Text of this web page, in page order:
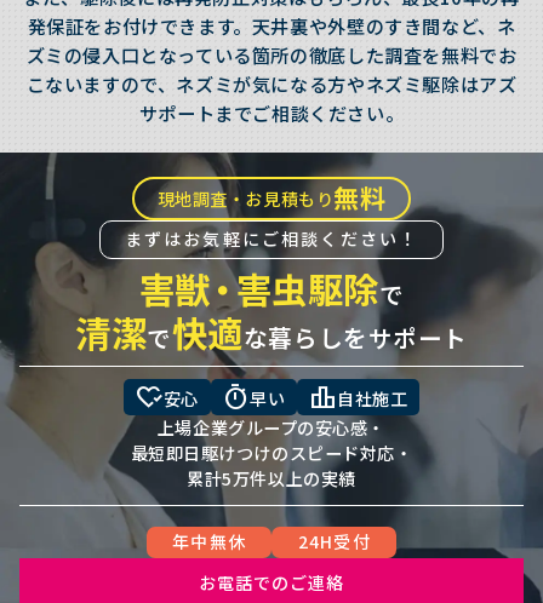
発保証をお付けできます。天井裏や外壁のすき間など、ネ
ズミの侵入口となっている箇所の徹底した調査を無料でお
こないますので、ネズミが気になる方やネズミ駆除はアズ
サポートまでご相談ください。
現地調査・お見積もり無料
まずはお気軽にご相談ください！
害獣・害虫駆除で
清潔で快適な暮らしをサポート
heart_check安心 timer早い leaderboard 自社施工
上場企業グループの安心感・
最短即日駆けつけのスピード対応・
累計5万件以上の実績
年中無休
24H受付
お電話でのご連絡